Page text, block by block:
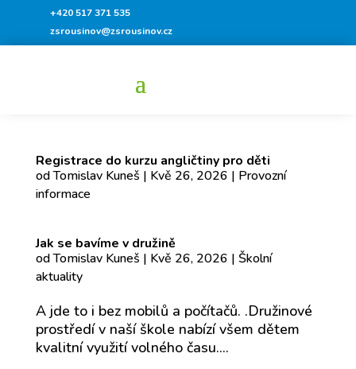
+420 517 371 535
zsrousinov@zsrousinov.cz
Registrace do kurzu angličtiny pro děti
odTomislav Kuneš | Kvě 26, 2026 | Provozní
informace
Jak se bavíme v družině
odTomislav Kuneš | Kvě 26, 2026 | Školní
aktuality
A jde to i bez mobilů a počítačů. .Družinové
prostředí v naší škole nabízí všem dětem
kvalitní využití volného času....